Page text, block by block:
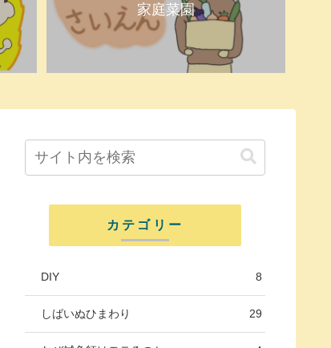
家庭菜園
カテゴリー
DIY 8
しばいぬひまわり 29